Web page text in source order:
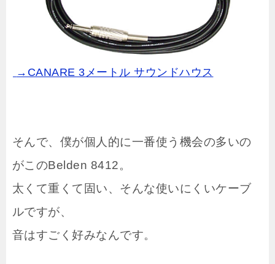
→CANARE 3メートル サウンドハウス
そんで、僕が個人的に一番使う機会の多いの
がこのBelden 8412。
太くて重くて固い、そんな使いにくいケーブ
ルですが、
音はすごく好みなんです。